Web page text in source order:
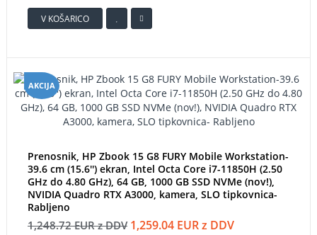
V KOŠARICO
AKCIJA
Prenosnik, HP Zbook 15 G8 FURY Mobile Workstation-
39.6 cm (15.6'') ekran, Intel Octa Core i7-11850H (2.50
GHz do 4.80 GHz), 64 GB, 1000 GB SSD NVMe (nov!),
NVIDIA Quadro RTX A3000, kamera, SLO tipkovnica-
Rabljeno
1,248.72 EUR z DDV 1,259.04 EUR z DDV